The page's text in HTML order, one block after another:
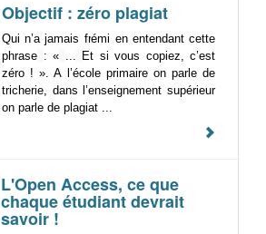
Objectif : zéro plagiat
Qui n’a jamais frémi en entendant cette
phrase : « ... Et si vous copiez, c’est
zéro ! ». A l’école primaire on parle de
tricherie, dans l’enseignement supérieur
on parle de plagiat ...
L'Open Access, ce que
chaque étudiant devrait
savoir !